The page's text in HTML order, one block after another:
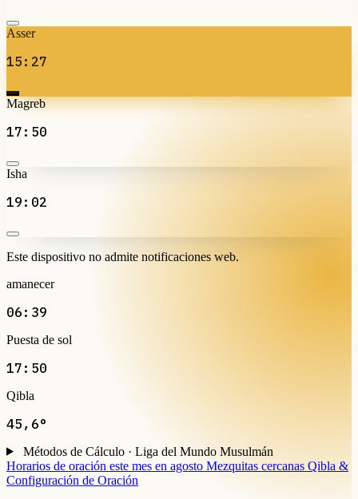
Asser
15:27
Magreb
17:50
Isha
19:02
Este dispositivo no admite notificaciones web.
amanecer
06:39
Puesta de sol
17:50
Qibla
45,6°
Métodos de Cálculo · Liga del Mundo Musulmán
Horarios de oración este mes en agosto Mezquitas cercanas Qibla &
Configuración de Oración